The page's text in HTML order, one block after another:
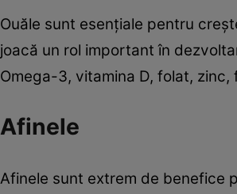
Ouăle sunt esenţiale pentru
joacă un rol important în
Omega-3, vitamina D, folat, zinc,
Afinele
Afinele sunt extrem de benefice